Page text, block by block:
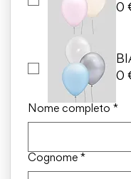
0
0
Nome completo *
Cognome *